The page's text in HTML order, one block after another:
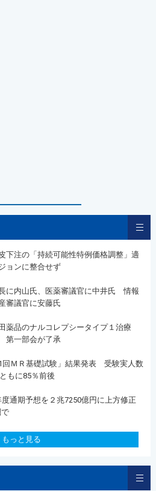
注の「持続可能性特例価格調整」適
ョンに整合せず
に内山氏、医薬審議官に中井氏 情報
審議官に安藤氏
品のナルコレプシータイプ１治療
第一部会が了承
ＭＲ基礎試験」結果発表 受験実人数
もに85％前後
通期予想を２兆7250億円に上方修正
で
もっと見る